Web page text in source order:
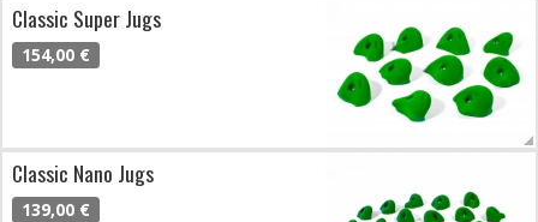
Classic Super Jugs
154,00 €
Classic Nano Jugs
139,00 €